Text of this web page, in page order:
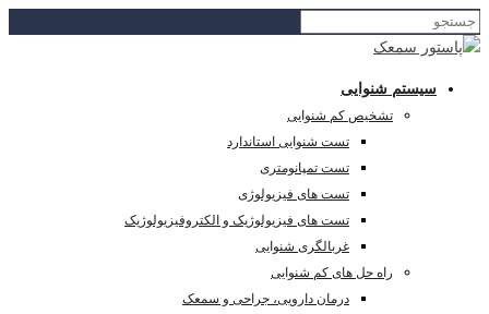
سیستم شنوایی
تشخیص کم شنوایی
تست شنوایی استاندارد
تست تمپانومتری
تست های فیزیولوژی
تست های فیزیولوژیک و الکتروفیزیولوژیک
غربالگری شنوایی
راه حل های کم شنوایی
درمان دارویی، جراحی و سمعک